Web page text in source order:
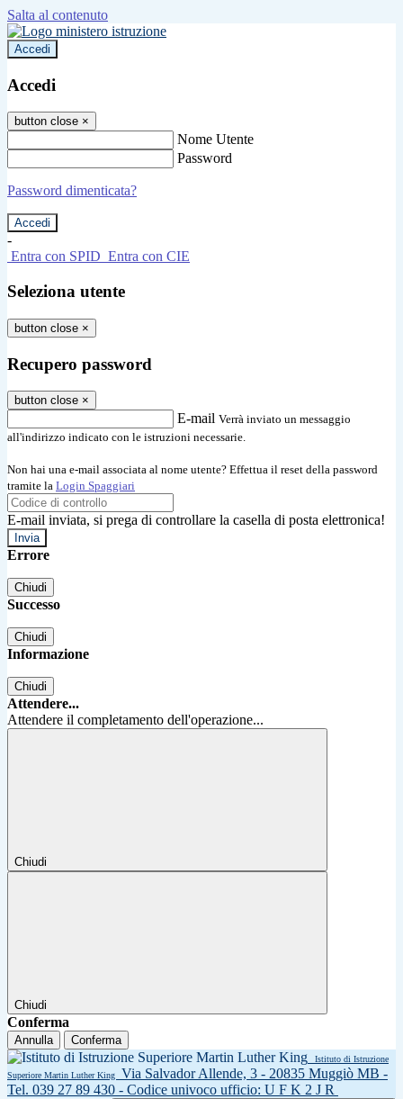
Salta al contenuto
Accedi
Accedi
button close ×
Nome Utente
Password
Password dimenticata?
-
Entra con SPID Entra con CIE
Seleziona utente
button close ×
Recupero password
button close ×
E-mail Verrà inviato un messaggio
all'indirizzo indicato con le istruzioni necessarie.
Non hai una e-mail associata al nome utente? Effettua il reset della password
tramite la Login Spaggiari
E-mail inviata, si prega di controllare la casella di posta elettronica!
Errore
Chiudi
Successo
Chiudi
Informazione
Chiudi
Attendere...
Attendere il completamento dell'operazione...
Chiudi
Chiudi
Conferma
Annulla Conferma
Istituto di Istruzione
Superiore Martin Luther King
Via Salvador Allende, 3 - 20835 Muggiò MB -
Tel. 039 27 89 430 - Codice univoco ufficio: U F K 2 J R